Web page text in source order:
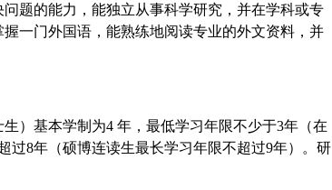
题的能力，能独立从事科学研究，并在学科或专
一门外国语，能熟练地阅读专业的外文资料，并
）基本学制为4 年，最低学习年限不少于3年（在
过8年（硕博连读生最长学习年限不超过9年）。研